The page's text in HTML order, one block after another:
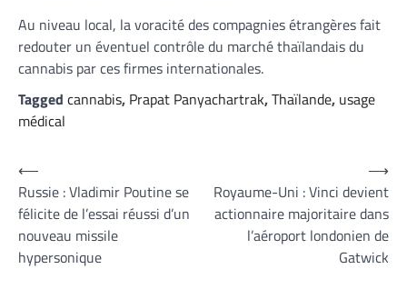
Au niveau local, la voracité des compagnies étrangères fait
redouter un éventuel contrôle du marché thaïlandais du
cannabis par ces firmes internationales.
Tagged cannabis, Prapat Panyachartrak,Thaïlande, usage
médical
Navigation
de
l’article
⟵
Russie : Vladimir Poutine se
félicite de l’essai réussi d’un
nouveau missile
hypersonique
Royaume-Uni : Vinci devient
actionnaire majoritaire dans
l’aéroport londonien de
Gatwick
⟶